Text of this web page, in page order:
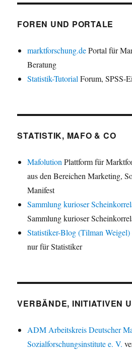
FOREN UND PORTALE
marktforschung.dePortal für
Beratung
Statistik-TutorialForum, SPSS-
STATISTIK, MAFO & CO
MafolutionPlattform für
aus den Bereichen Marketing,
Manifest
Sammlung kurioser
Sammlung kurioser
Statistiker-Blog (Tilman Weigel)
nur für Statistiker
VERBÄNDE, INITIATIVEN
ADM Arbeitskreis Deutscher
Sozialforschungsinstitute e. V.